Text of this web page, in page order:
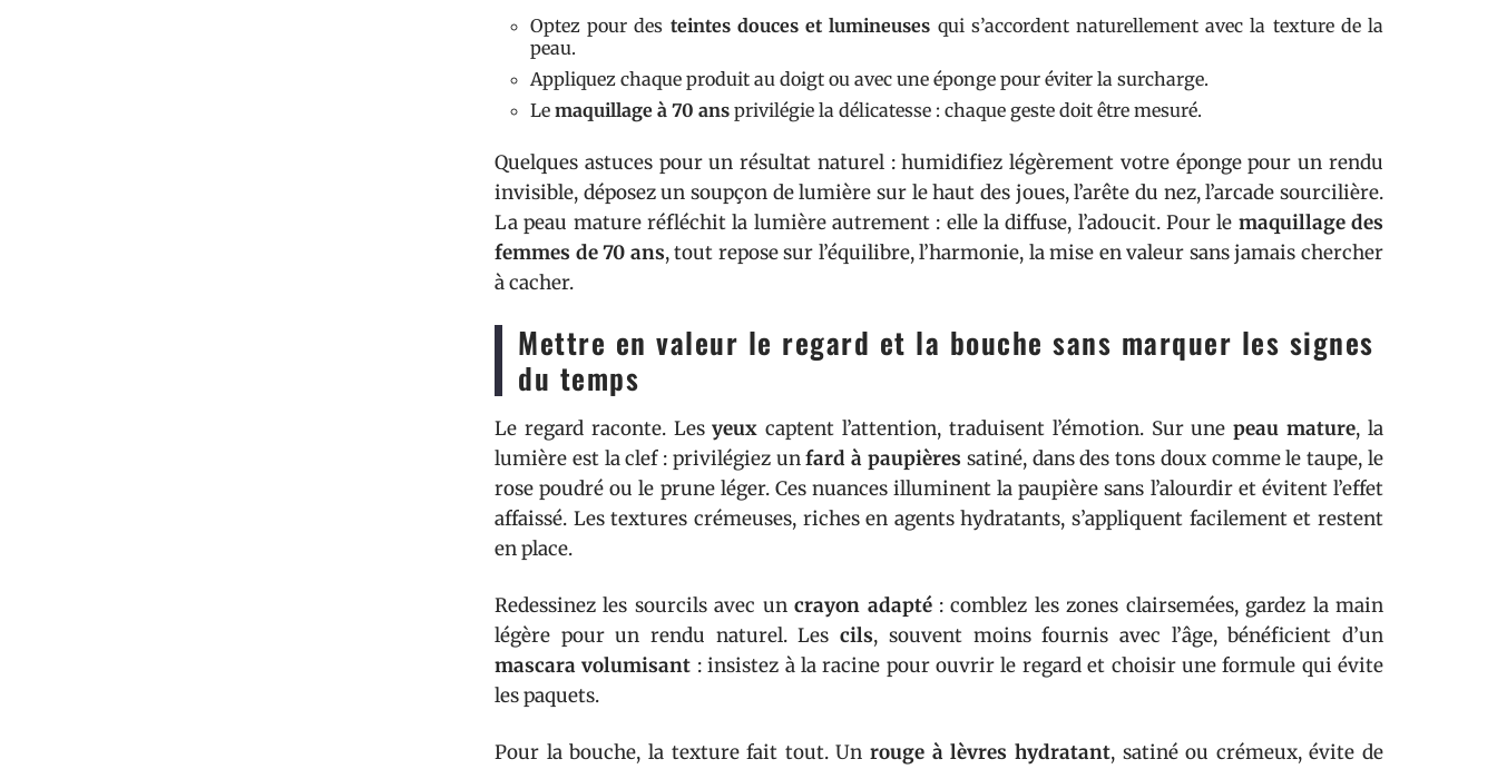
Optez pour des teintes douces et lumineuses qui s’accordent naturellement avec la texture de la
peau.
Appliquez chaque produit au doigt ou avec une éponge pour éviter la surcharge.
Le maquillage à 70 ans privilégie la délicatesse : chaque geste doit être mesuré.
Quelques astuces pour un résultat naturel : humidifiez légèrement votre éponge pour un rendu
invisible, déposez un soupçon de lumière sur le haut des joues, l’arête du nez, l’arcade sourcilière.
La peau mature réfléchit la lumière autrement : elle la diffuse, l’adoucit. Pour le maquillage des
femmes de 70 ans, tout repose sur l’équilibre, l’harmonie, la mise en valeur sans jamais chercher
à cacher.
Mettre en valeur le regard et la bouche sans marquer les signes
du temps
Le regard raconte. Lesyeux captent l’attention, traduisent l’émotion. Sur unepeau mature, la
lumière est la clef : privilégiez unfard à paupières satiné, dans des tons doux comme le taupe, le
rose poudré ou le prune léger. Ces nuances illuminent la paupière sans l’alourdir et évitent l’effet
affaissé. Les textures crémeuses, riches en agents hydratants, s’appliquent facilement et restent
en place.
Redessinez les sourcils avec uncrayon adapté: comblez les zones clairsemées, gardez la main
légère pour un rendu naturel. Lescils, souvent moins fournis avec l’âge, bénéficient d’un
mascara volumisant : insistez à la racine pour ouvrir le regard et choisir une formule qui évite
les paquets.
Pour la bouche, la texture fait tout. Un rouge à lèvres hydratant, satiné ou crémeux, évite de